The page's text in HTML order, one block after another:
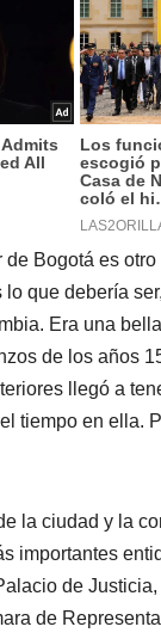
de Bogotá es
lo que debería
Era una
de los años
llegó a
tiempo en ella.
la ciudad y la
importantes
de
de